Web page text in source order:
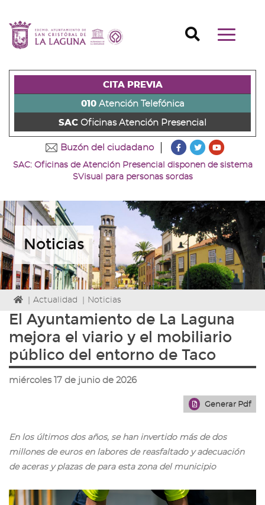
contenido
principal
página
s)
a
la
la
+
Ir
al
la
+
Ir
principal
u)
Mostrar/
Buscador
CITA PREVIA
010Atención Telefónica
SAC Oficinas Atención Presencial
Buzón del ciudadano
???
Ir
a
página
de
Facebook
???
Ir
página
de
Twitter
Ir
canal
de
Youtube
SAC: Oficinas de Atención Presencial disponen de sistema
SVisual para personas sordas
Noticias
Icono
Home
para
a
la
página
Actualidad Noticias
El Ayuntamiento de La Laguna
mejora el viario y el mobiliario
público del entorno de Taco
miércoles 17 de junio de 2026
Generar Pdf
En los últimos dos años, se han invertido más de dos
millones de euros en labores de reasfaltado y adecuación
de aceras y plazas de para esta zona del municipio